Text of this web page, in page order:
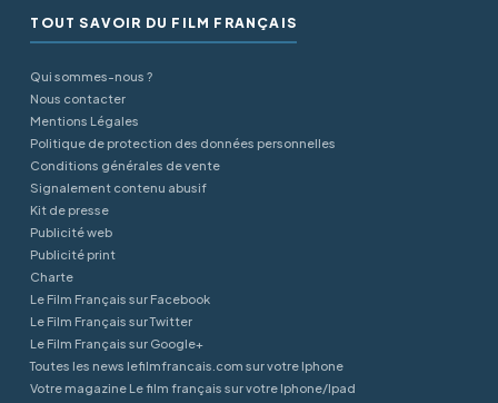
TOUT SAVOIR DU FILM FRANÇAIS
Qui sommes-nous ?
Nous contacter
Mentions Légales
Politique de protection des données personnelles
Conditions générales de vente
Signalement contenu abusif
Kit de presse
Publicité web
Publicité print
Charte
Le Film Français sur Facebook
Le Film Français sur Twitter
Le Film Français sur Google+
Toutes les news lefilmfrancais.com sur votre Iphone
Votre magazine Le film français sur votre Iphone/Ipad